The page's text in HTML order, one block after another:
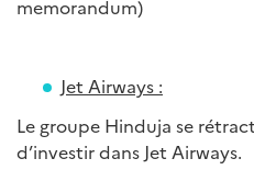
memorandum)
Jet Airways :
Le groupe Hinduja se
d’investir dans Jet Airways.